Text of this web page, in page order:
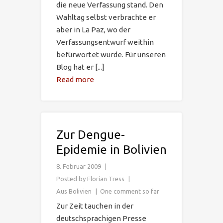
die neue Verfassung stand. Den
Wahltag selbst verbrachte er
aber in La Paz, wo der
Verfassungsentwurf weithin
befürwortet wurde. Für unseren
Blog hat er [...]
Read more
Zur Dengue-
Epidemie in Bolivien
8. Februar 2009
Posted by Florian Tress
Aus Bolivien
One comment so far
Zur Zeit tauchen in der
deutschsprachigen Presse